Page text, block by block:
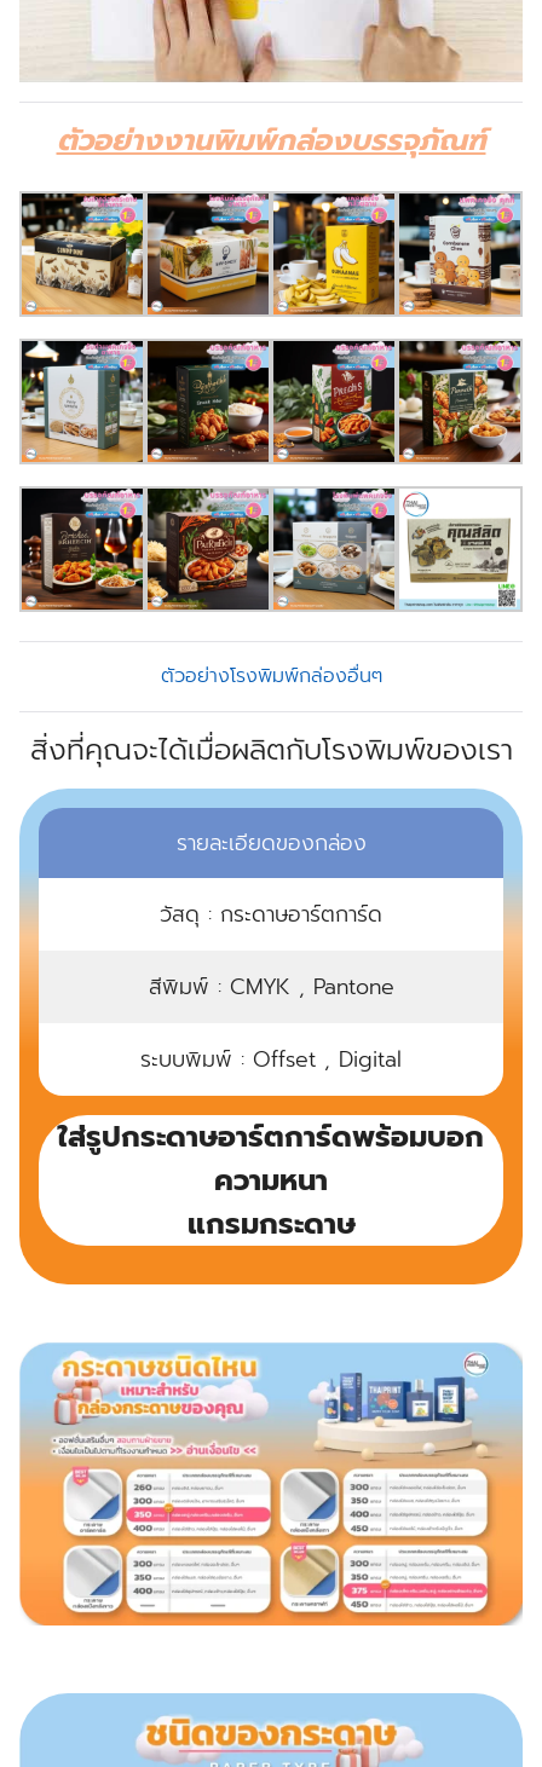
ตัวอย่างงานพิมพ์กล่องบรรจุภัณฑ์
ตัวอย่างโรงพิมพ์กล่องอื่นๆ
สิ่งที่คุณจะได้เมื่อผลิตกับโรงพิมพ์ของเรา
รายละเอียดของกล่อง
วัสดุ : กระดาษอาร์ตการ์ด
สีพิมพ์ : CMYK , Pantone
ระบบพิมพ์ : Offset , Digital
ใส่รูปกระดาษอาร์ตการ์ดพร้อมบอก
ความหนา
แกรมกระดาษ